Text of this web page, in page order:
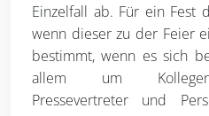
Einzelfall ab. Für ein Fest
wenn dieser zu der Feier
bestimmt, wenn es sich
allem um Kollegen,
Pressevertreter und